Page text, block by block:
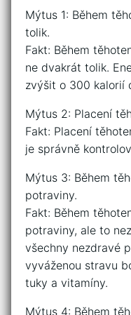
Mýtus 1: Během
tolik.
Fakt: Během
ne dvakrát tolik.
zvýšit o 300 kalorií
Mýtus 2: Placení
Fakt: Placení
je správně
Mýtus 3: Během
potraviny.
Fakt: Během
potraviny, ale to
všechny nezdravé
vyváženou stravu
tuky a vitamíny.
Mýtus 4: Během